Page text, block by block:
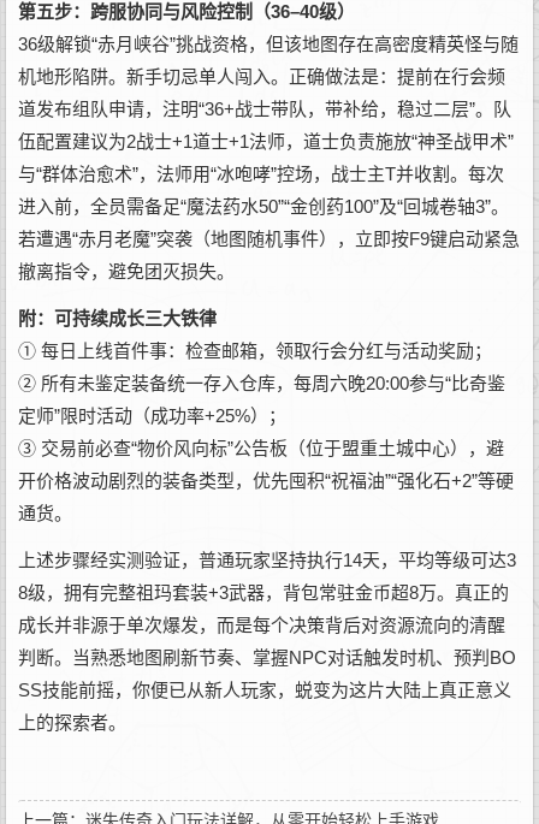
第五步：跨服协同与风险控制（36–40级）
36级解锁“赤月峡谷”挑战资格，但该地图存在高密度精英怪与随
机地形陷阱。新手切忌单人闯入。正确做法是：提前在行会频
道发布组队申请，注明“36+战士带队，带补给，稳过二层”。队
伍配置建议为2战士+1道士+1法师，道士负责施放“神圣战甲术”
与“群体治愈术”，法师用“冰咆哮”控场，战士主T并收割。每次
进入前，全员需备足“魔法药水50”“金创药100”及“回城卷轴3”。
若遭遇“赤月老魔”突袭（地图随机事件），立即按F9键启动紧急
撤离指令，避免团灭损失。
附：可持续成长三大铁律
① 每日上线首件事：检查邮箱，领取行会分红与活动奖励；
② 所有未鉴定装备统一存入仓库，每周六晚20:00参与“比奇鉴
定师”限时活动（成功率+25%）；
③ 交易前必查“物价风向标”公告板（位于盟重土城中心），避
开价格波动剧烈的装备类型，优先囤积“祝福油”“强化石+2”等硬
通货。
上述步骤经实测验证，普通玩家坚持执行14天，平均等级可达3
8级，拥有完整祖玛套装+3武器，背包常驻金币超8万。真正的
成长并非源于单次爆发，而是每个决策背后对资源流向的清醒
判断。当熟悉地图刷新节奏、掌握NPC对话触发时机、预判BO
SS技能前摇，你便已从新人玩家，蜕变为这片大陆上真正意义
上的探索者。